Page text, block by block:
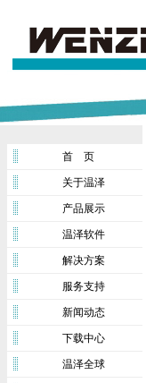
首 页
关于温泽
产品展示
温泽软件
解决方案
服务支持
新闻动态
下载中心
温泽全球